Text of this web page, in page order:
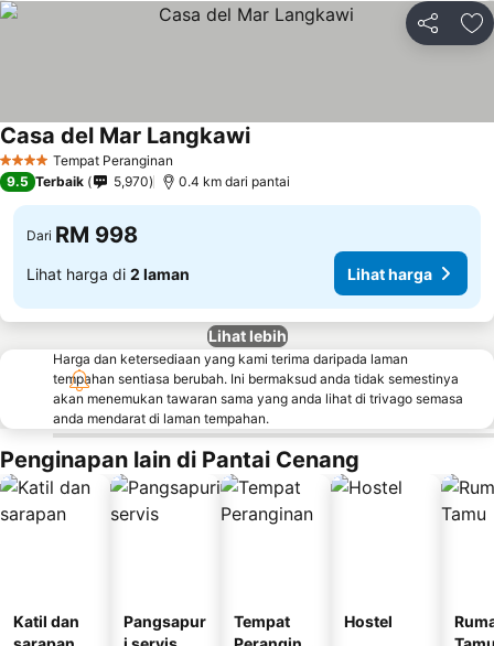
Kongsi
4 BintangTempat Peranginan
Casa del Mar Langkawi
9.5 Terbaik 5,970 0.4 km dari pantai
Dari RM 998
Lihat harga di 2 laman Lihat harga
Lihat lebih
Harga dan ketersediaan yang kami terima daripada laman
tempahan sentiasa berubah. Ini bermaksud anda tidak semestinya
akan menemukan tawaran sama yang anda lihat di trivago semasa
anda mendarat di laman tempahan.
Penginapan lain di Pantai Cenang
Katil dan
Pangsapur
Tempat
Hostel